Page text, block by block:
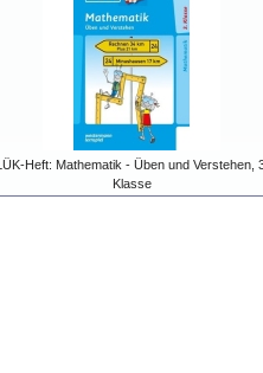
LÜK-Heft: Mathematik - Üben und Verstehen,
Klasse